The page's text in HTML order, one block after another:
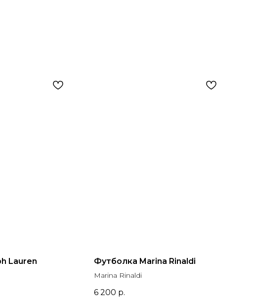
Lauren Футболка Marina Rinaldi
Marina Rinaldi
6 200 р.